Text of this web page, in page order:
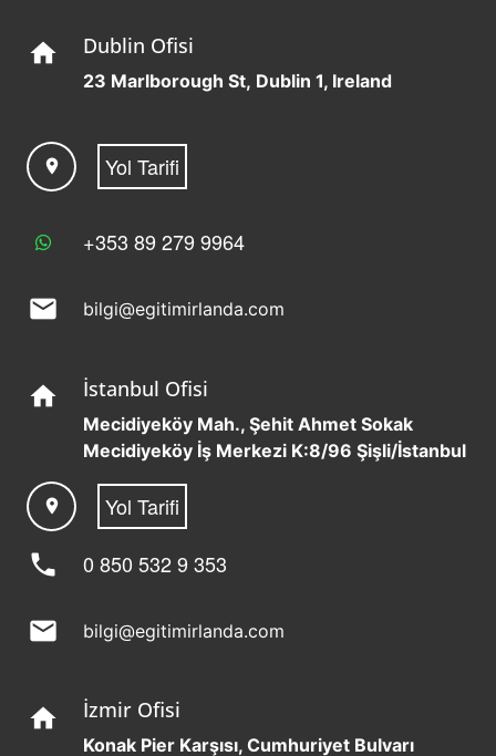
home Dublin Ofisi
23 Marlborough St, Dublin 1, Ireland
location_on Yol Tarifi
+353 89 279 9964
mail bilgi@egitimirlanda.com
home İstanbul Ofisi
Mecidiyeköy Mah., Şehit Ahmet Sokak
Mecidiyeköy İş Merkezi K:8/96 Şişli/İstanbul
location_on Yol Tarifi
phone 0 850 532 9 353
mail bilgi@egitimirlanda.com
home İzmir Ofisi
Konak Pier Karşısı, Cumhuriyet Bulvarı